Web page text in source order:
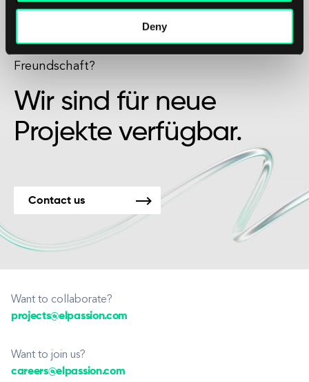
Deny
Vielleicht ist es der Beginn einer schönen
Freundschaft?
Wir sind für neue
Projekte verfügbar.
Contact us
Want to collaborate?
projects@elpassion.com
Want to join us?
careers@elpassion.com